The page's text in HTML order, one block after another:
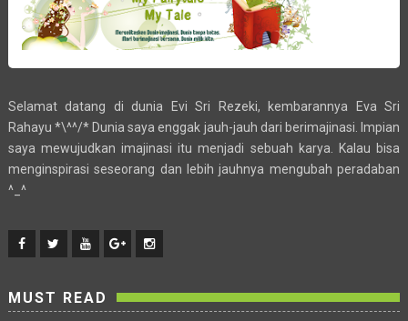
Selamat datang di dunia Evi Sri Rezeki, kembarannya Eva Sri
Rahayu *\^^/* Dunia saya enggak jauh-jauh dari berimajinasi. Impian
saya mewujudkan imajinasi itu menjadi sebuah karya. Kalau bisa
menginspirasi seseorang dan lebih jauhnya mengubah peradaban
^_^
MUST READ